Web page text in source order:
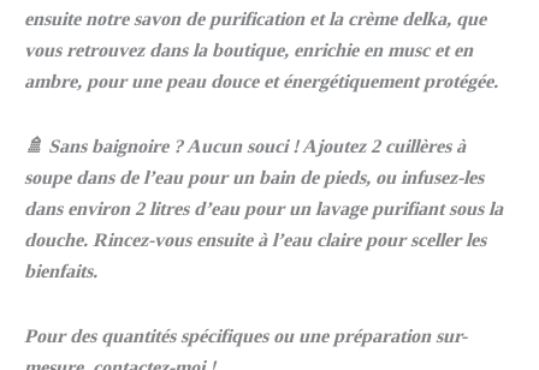
ensuite notre savon de purification et la crème delka, que
vous retrouvez dans la boutique, enrichie en musc et en
ambre, pour une peau douce et énergétiquement protégée.
🚿 Sans baignoire ? Aucun souci ! Ajoutez 2 cuillères à
soupe dans de l’eau pour un bain de pieds, ou infusez-les
dans environ 2 litres d’eau pour un lavage purifiant sous la
douche. Rincez-vous ensuite à l’eau claire pour sceller les
bienfaits.
Pour des quantités spécifiques ou une préparation sur-